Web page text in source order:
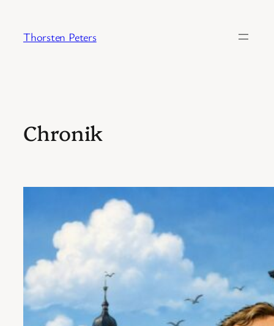
springen
Thorsten Peters
Chronik